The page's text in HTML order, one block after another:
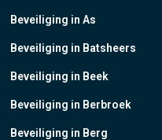
Beveiliging in As
Beveiliging in Batsheers
Beveiliging in Beek
Beveiliging in Berbroek
Beveiliging in Berg